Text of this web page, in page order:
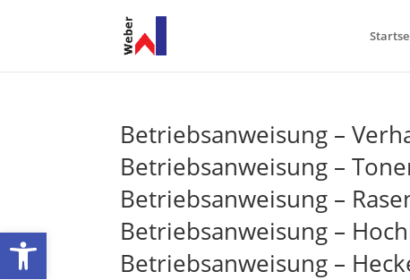
Werkzeugleiste öffnen
Betriebsanweisung –
Betriebsanweisung –
Betriebsanweisung –
Betriebsanweisung –
Betriebsanweisung –